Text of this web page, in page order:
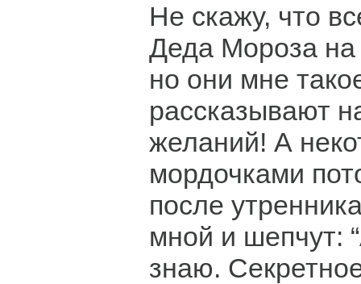
Не скажу, что
Деда Мороза на
но они мне
рассказывают
желаний! А
мордочками
после
мной и шепчут:
знаю.